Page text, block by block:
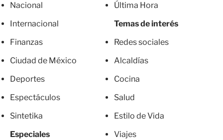
Nacional
Internacional
Finanzas
Ciudad de México
Deportes
Espectáculos
Sintetika
Especiales
Última Hora
Temas de interés
Redes sociales
Alcaldías
Cocina
Salud
Estilo de Vida
Viajes